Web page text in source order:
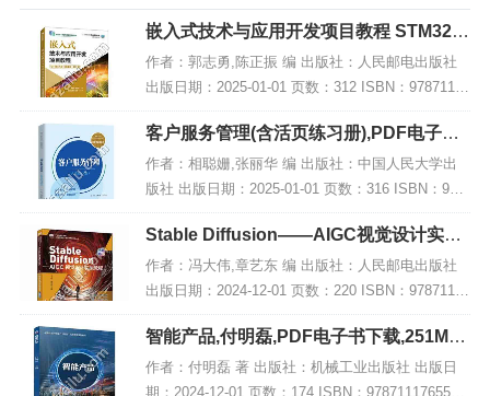
嵌入式技术与应用开发项目教程 STM32版
微课版 第2版,PDF下载
作者：郭志勇,陈正振 编 出版社：人民邮电出版社
出版日期：2025-01-01 页数：312 ISBN：97871156
55790 电子书大小：235MB [高清扫描版PDF格式]
内容简...
客户服务管理(含活页练习册),PDF电子书
网盘下载
作者：相聪姗,张丽华 编 出版社：中国人民大学出
版社 出版日期：2025-01-01 页数：316 ISBN：978
7300330402 电子书大小：205MB [高清扫描版PDF
格式] 内...
Stable Diffusion——AIGC视觉设计实战
教程 微课版,PDF下载
作者：冯大伟,章艺东 编 出版社：人民邮电出版社
出版日期：2024-12-01 页数：220 ISBN：97871156
50122 电子书大小：187MB [高清扫描版PDF格式]
内容简...
智能产品,付明磊,PDF电子书下载,251MB,
网盘资源
作者：付明磊 著 出版社：机械工业出版社 出版日
期：2024-12-01 页数：174 ISBN：9787111765585